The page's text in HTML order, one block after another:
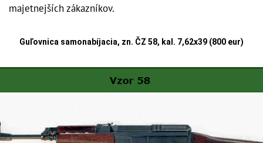
majetnejších zákazníkov.
Guľovnica samonabíjacia, zn. ČZ 58, kal. 7,62x39 (800 eur)